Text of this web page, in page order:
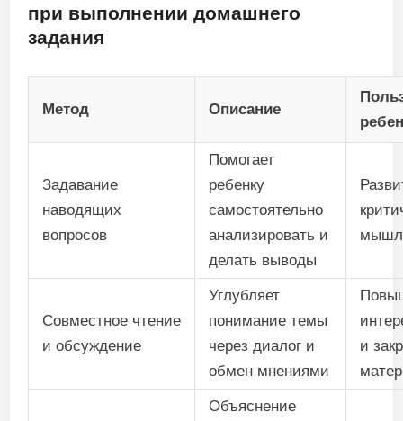
при выполнении домашнего
задания
Метод Описание
Задавание
наводящих
вопросов
Помогает
ребенку
самостоятельно
анализировать и
делать выводы
Совместное чтение
и обсуждение
Углубляет
понимание темы
через диалог и
обмен мнениями
и
Объяснение